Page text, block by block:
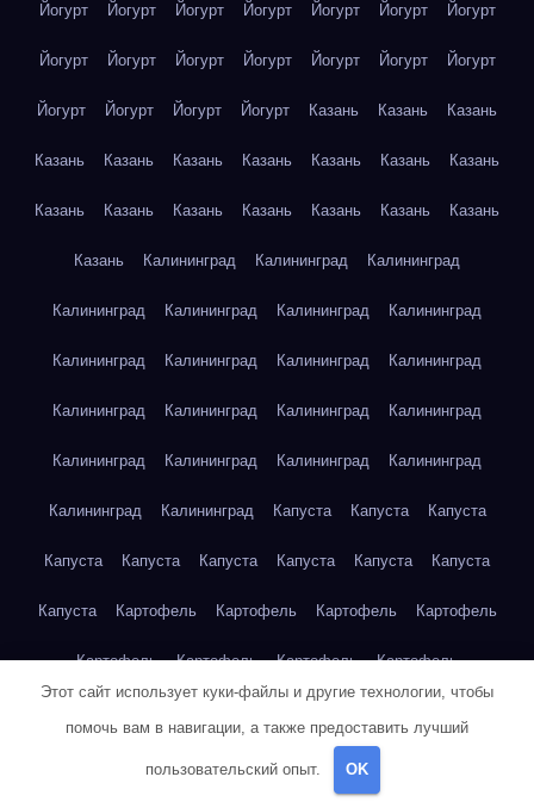
Йогурт Йогурт Йогурт Йогурт Йогурт Йогурт Йогурт
Йогурт Йогурт Йогурт Йогурт Йогурт Йогурт Йогурт
Йогурт Йогурт Йогурт Йогурт Казань Казань Казань
Казань Казань Казань Казань Казань Казань Казань
Казань Казань Казань Казань Казань Казань Казань
Казань Калининград Калининград Калининград
Калининград Калининград Калининград Калининград
Калининград Калининград Калининград Калининград
Калининград Калининград Калининград Калининград
Калининград Калининград Калининград Калининград
Калининград Калининград Капуста Капуста Капуста
Капуста Капуста Капуста Капуста Капуста Капуста
Капуста Картофель Картофель Картофель Картофель
Картофель Картофель Картофель Картофель
Кейптаун Кейптаун
Этот сайт использует куки-файлы и другие технологии, чтобы
помочь вам в навигации, а также предоставить лучший
пользовательский опыт. OK